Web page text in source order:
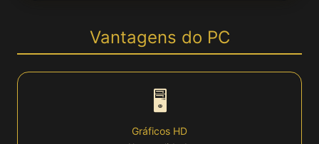
Cadastro
Bônus
Vantagens do PC
🖥️
Gráficos HD